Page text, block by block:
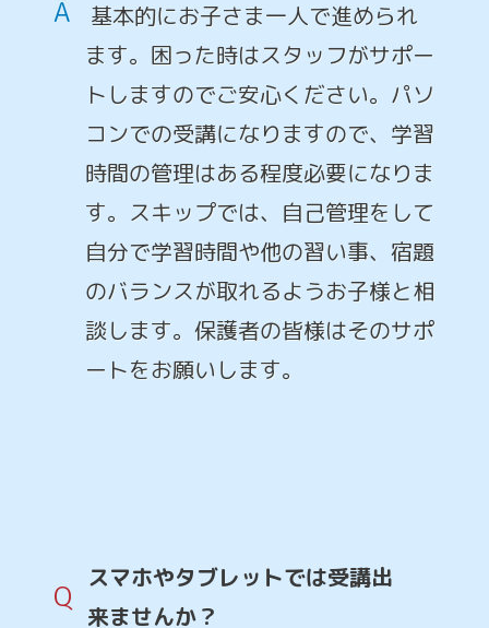
A
基本的にお子さま一人で進められ
ます。困った時はスタッフがサポー
トしますのでご安心ください。パソ
コンでの受講になりますので、学習
時間の管理はある程度必要になりま
す。スキップでは、自己管理をして
自分で学習時間や他の習い事、宿題
のバランスが取れるようお子様と相
談します。保護者の皆様はそのサポ
ートをお願いします。
Q
スマホやタブレットでは受講出
来ませんか？